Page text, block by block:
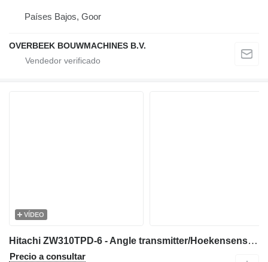
Países Bajos, Goor
OVERBEEK BOUWMACHINES B.V.
VÍDEO
Hitachi ZW310TPD-6 - Angle transmitter/Hoekensensor para cargadora de ruedas
Precio a consultar